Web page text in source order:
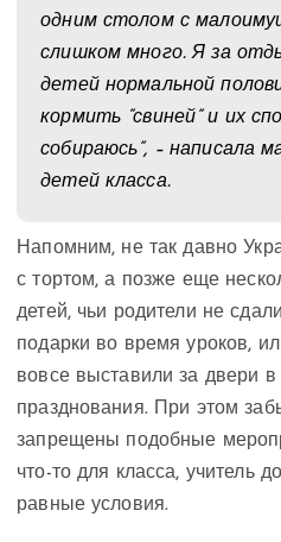
одним столом с
слишком много. Я за
детей нормальной
кормить “свиней” и их
собираюсь”, – написала
детей класса.
Напомним, не так давно
с тортом, а позже еще
детей, чьи родители не
подарки во время уроков,
вовсе выставили за двери
празднования. При этом
запрещены подобные
что-то для класса, учитель
равные условия.